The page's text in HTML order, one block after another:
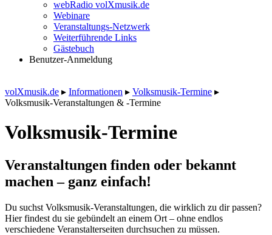
webRadio volXmusik.de
Webinare
Veranstaltungs-Netzwerk
Weiterführende Links
Gästebuch
Benutzer-Anmeldung
volXmusik.de ▸ Informationen ▸ Volksmusik-Termine ▸
Volksmusik-Veranstaltungen & -Termine
Volksmusik-Termine
Veranstaltungen finden oder bekannt
machen – ganz einfach!
Du suchst Volksmusik-Veranstaltungen, die wirklich zu dir passen?
Hier findest du sie gebündelt an einem Ort – ohne endlos
verschiedene Veranstalterseiten durchsuchen zu müssen.